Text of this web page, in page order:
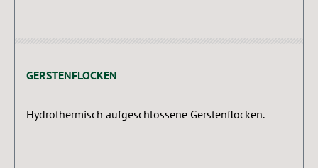
GERSTENFLOCKEN
Hydrothermisch aufgeschlossene Gerstenflocken.